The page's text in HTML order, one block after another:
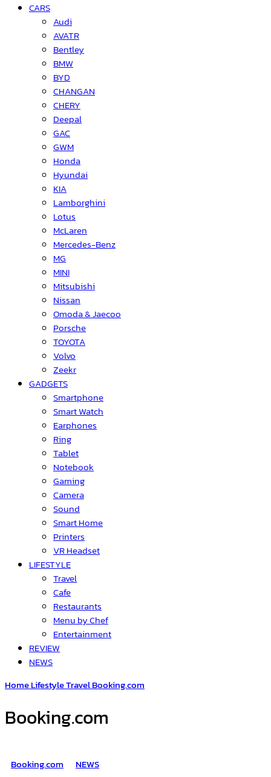
CARS
Audi
AVATR
Bentley
BMW
BYD
CHANGAN
CHERY
Deepal
GAC
GWM
Honda
Hyundai
KIA
Lamborghini
Lotus
McLaren
Mercedes-Benz
MG
MINI
Mitsubishi
Nissan
Omoda & Jaecoo
Porsche
TOYOTA
Volvo
Zeekr
GADGETS
Smartphone
Smart Watch
Earphones
Ring
Tablet
Notebook
Gaming
Camera
Sound
Smart Home
Printers
VR Headset
LIFESTYLE
Travel
Cafe
Restaurants
Menu by Chef
Entertainment
REVIEW
NEWS
HomeLifestyleTravelBooking.com
Booking.com
Booking.com NEWS